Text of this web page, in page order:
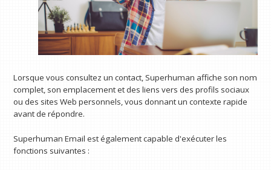
Lorsque vous consultez un contact, Superhuman affiche son nom
complet, son emplacement et des liens vers des profils sociaux
ou des sites Web personnels, vous donnant un contexte rapide
avant de répondre.
Superhuman Email est également capable d'exécuter les
fonctions suivantes :